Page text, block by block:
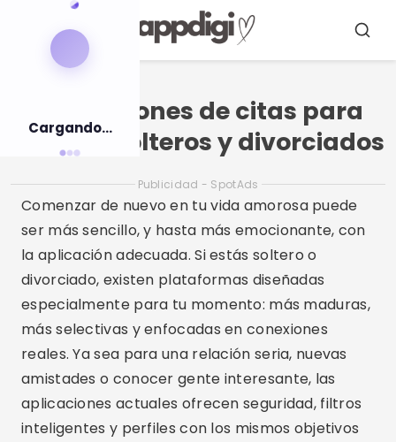
Cargando...
Menú
Aplicaciones de citas para
adultos solteros y divorciados
Publicidad - SpotAds
Comenzar de nuevo en tu vida amorosa puede
ser más sencillo, y hasta más emocionante, con
la aplicación adecuada. Si estás soltero o
divorciado, existen plataformas diseñadas
especialmente para tu momento: más maduras,
más selectivas y enfocadas en conexiones
reales. Ya sea para una relación seria, nuevas
amistades o conocer gente interesante, las
aplicaciones actuales ofrecen seguridad, filtros
inteligentes y perfiles con los mismos objetivos